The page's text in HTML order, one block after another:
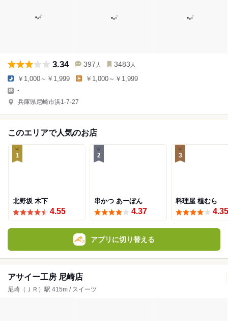
3.34 397 人 3483 人
￥1,000～￥1,999 ￥1,000～￥1,999
-
兵庫県尼崎市浜1-7-27
このエリアで人気のお店
1
北野坂 木下
4.55
2
串かつ あーぼん
4.37
3
料理屋 植むら
4.35
アプリに切り替える
アサイー工房 尼崎店
尼崎（ＪＲ）駅 415m / スイーツ